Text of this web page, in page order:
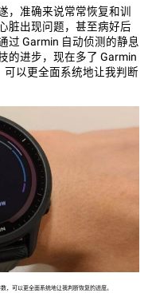
，准确来说常常恢复和训
脏出现问题，甚至病好后
过 Garmin 自动侦测的静息
的进步，现在多了 Garmin
可以更全面系统地让我判断
，可以更全面系统地让我判断恢复的进度。